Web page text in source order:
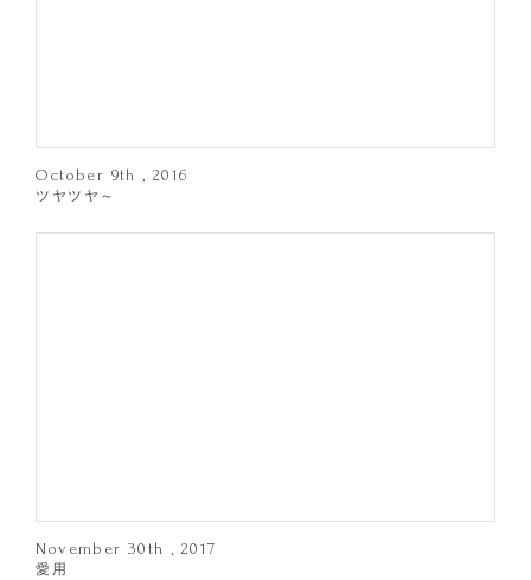
October 9th , 2016
ツヤツヤ～
November 30th , 2017
愛用